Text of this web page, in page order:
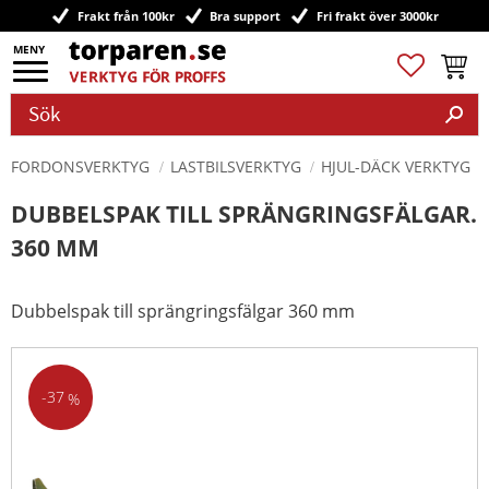
Meny
Frakt från 100kr Bra support Fri frakt över 3000kr
Favoriter
FORDONSVERKTYG LASTBILSVERKTYG HJUL-DÄCK VERKTYG
DUBBELSPAK TILL SPRÄNGRINGSFÄLGAR.
360 MM
Dubbelspak till sprängringsfälgar 360 mm
37%